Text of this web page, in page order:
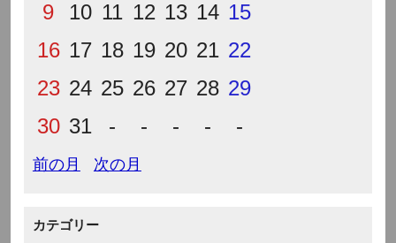
9
10 11 12 13 14 15
16 17 18 19 20 21 22
23 24 25 26 27 28 29
30 31 - - - - -
前の月 次の月
カテゴリー